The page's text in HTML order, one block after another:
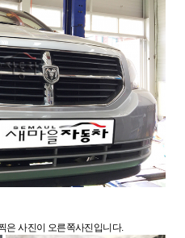
은 사진이 오른쪽사진입니다.